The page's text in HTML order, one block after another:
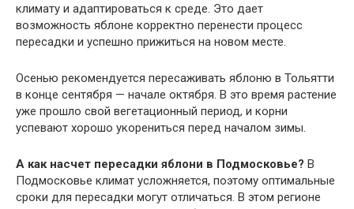
климату и адаптироваться к среде. Это дает
возможность яблоне корректно перенести процесс
пересадки и успешно прижиться на новом месте.
Осенью рекомендуется пересаживать яблоню в Тольятти
в конце сентября — начале октября. В это время растение
уже прошло свой вегетационный период, и корни
успевают хорошо укорениться перед началом зимы.
А как насчет пересадки яблони в Подмосковье? В
Подмосковье климат усложняется, поэтому оптимальные
сроки для пересадки могут отличаться. В этом регионе